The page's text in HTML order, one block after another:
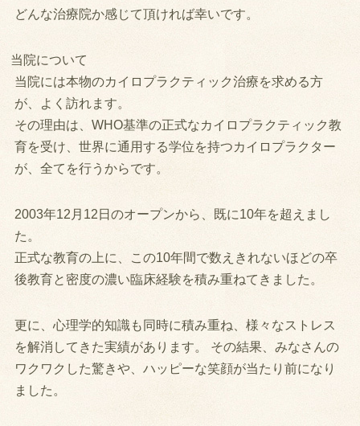
どんな治療院か感じて頂ければ幸いです。
当院について
当院には本物のカイロプラクティック治療を求める方
が、よく訪れます。
その理由は、WHO基準の正式なカイロプラクティック教
育を受け、世界に通用する学位を持つカイロプラクター
が、全てを行うからです。
2003年12月12日のオープンから、既に10年を超えまし
た。
正式な教育の上に、この10年間で数えきれないほどの卒
後教育と密度の濃い臨床経験を積み重ねてきました。
更に、心理学的知識も同時に積み重ね、様々なストレス
を解消してきた実績があります。 その結果、みなさんの
ワクワクした驚きや、ハッピーな笑顔が当たり前になり
ました。